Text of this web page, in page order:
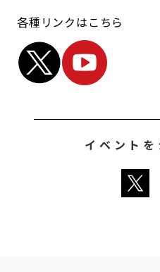
各種リンクはこちら
イベント